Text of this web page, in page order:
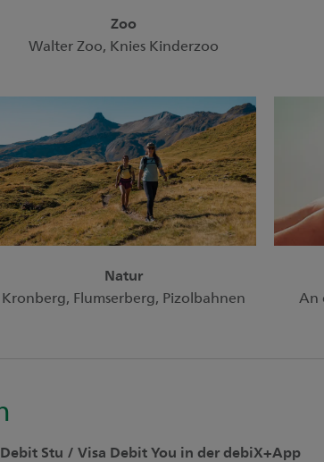
Zoo
Walter Zoo, Knies Kinderzoo
Natur
Kronberg, Flumserberg, Pizolbahnen
An
Stu / Visa Debit You in der debiX+App